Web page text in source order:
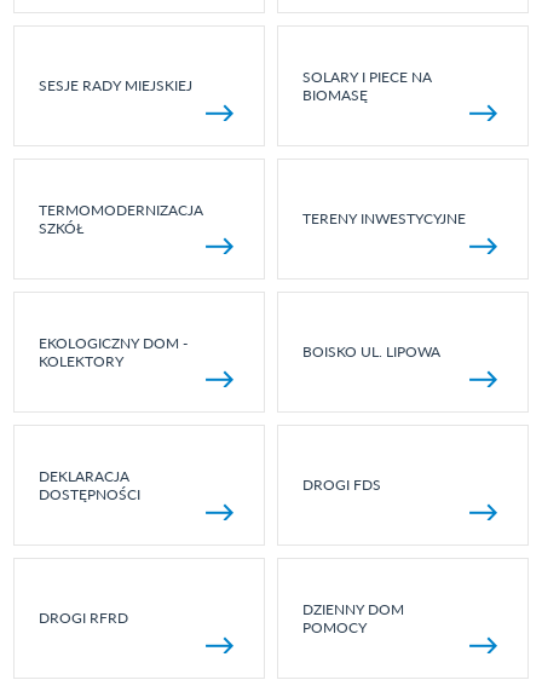
SESJE RADY MIEJSKIEJ
SOLARY I PIECE NA
BIOMASĘ
TERMOMODERNIZACJA
SZKÓŁ
TERENY INWESTYCYJNE
EKOLOGICZNY DOM -
KOLEKTORY
BOISKO UL. LIPOWA
DEKLARACJA
DOSTĘPNOŚCI
DROGI FDS
DROGI RFRD
DZIENNY DOM
POMOCY